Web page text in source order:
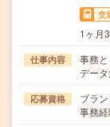
交
1ヶ月
仕事内容
事務
デー
応募資格
ブラ
事務